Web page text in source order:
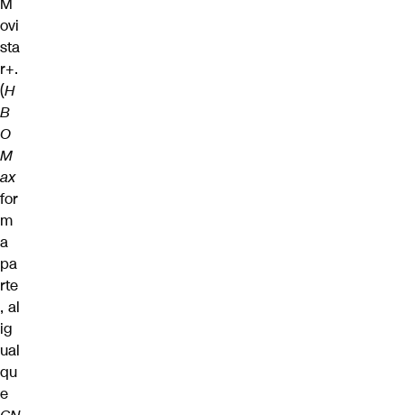
M
ovi
sta
r+.
(H
B
O
M
ax
for
m
a
pa
rte
, al
ig
ual
qu
e